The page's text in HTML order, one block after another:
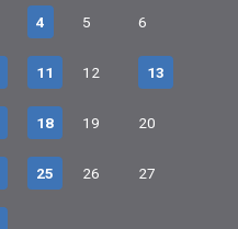
4 5 6
11 12 13
18 19 20
25 26 27